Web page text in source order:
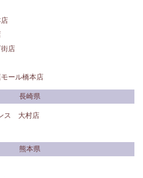
店
ール橋本店
長崎県
ス 大村店
熊本県